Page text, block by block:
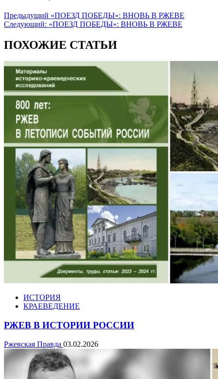
Предыдущий «ПОЕЗД ПОБЕДЫ»: ВНОВЬ В РЖЕВЕ
Следующий: «ПОЕЗД ПОБЕДЫ»: ВНОВЬ В РЖЕВЕ
ПОХОЖИЕ СТАТЬИ
ИСТОРИЯ
КРАЕВЕДЕНИЕ
РЖЕВ В ИСТОРИИ РОССИИ
Ржевская Правда 03.02.2026